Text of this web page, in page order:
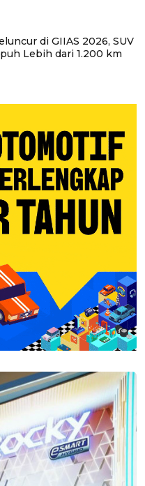
di GIIAS 2026, SUV
Lebih dari 1.200 km